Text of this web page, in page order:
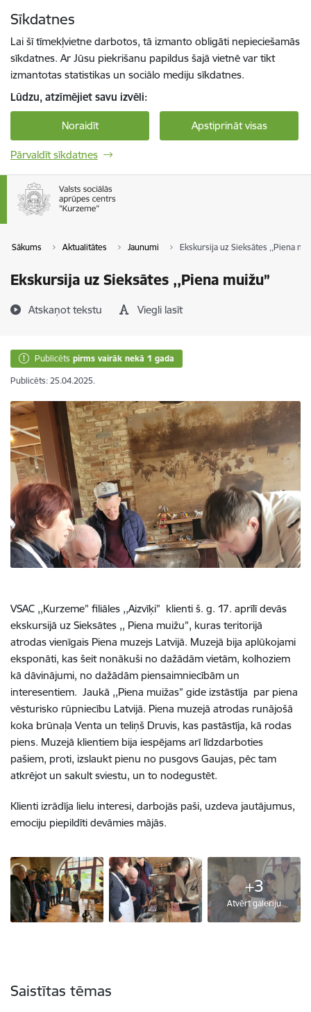
Sīkdatnes
Lai šī tīmekļvietne darbotos, tā izmanto obligāti nepieciešamās
sīkdatnes. Ar Jūsu piekrišanu papildus šajā vietnē var tikt
izmantotas statistikas un sociālo mediju sīkdatnes.
Lūdzu, atzīmējiet savu izvēli:
Noraidīt Apstiprināt visas
Pārvaldīt sīkdatnes
Sākums Aktualitātes Jaunumi Ekskursija uz Sieksātes ,,Piena
Ekskursija uz Sieksātes ,,Piena muižu”
Atskaņot tekstu Viegli lasīt
Publicēts pirms vairāk nekā 1 gada
Publicēts: 25.04.2025.
VSAC ,,Kurzeme” filiāles ,,Aizvīķi” klienti š. g. 17. aprīlī devās
ekskursijā uz Sieksātes ,, Piena muižu”, kuras teritorijā
atrodas vienīgais Piena muzejs Latvijā. Muzejā bija aplūkojami
eksponāti, kas šeit nonākuši no dažādām vietām, kolhoziem
kā dāvinājumi, no dažādām piensaimniecībām un
interesentiem. Jaukā ,,Piena muižas” gide izstāstīja par piena
vēsturisko rūpniecību Latvijā. Piena muzejā atrodas runājošā
koka brūnaļa Venta un teliņš Druvis, kas pastāstīja, kā rodas
piens. Muzejā klientiem bija iespējams arī līdzdarboties
pašiem, proti, izslaukt pienu no pusgovs Gaujas, pēc tam
atkrējot un sakult sviestu, un to nodegustēt.
Klienti izrādīja lielu interesi, darbojās paši, uzdeva jautājumus,
emociju piepildīti devāmies mājās.
+3
Atvērt galeriju
Saistītas tēmas